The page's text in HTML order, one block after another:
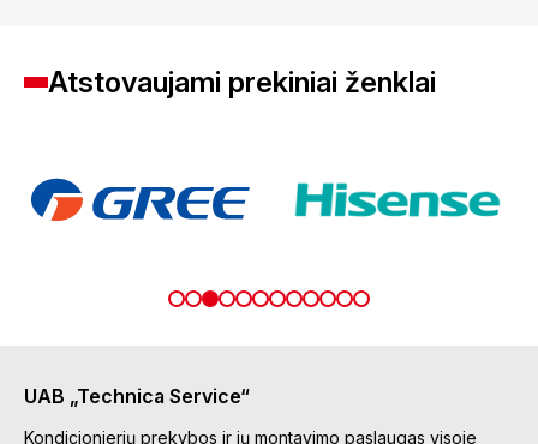
Atstovaujami prekiniai ženklai
UAB „Technica Service“
Kondicionierių prekybos ir jų montavimo paslaugas visoje